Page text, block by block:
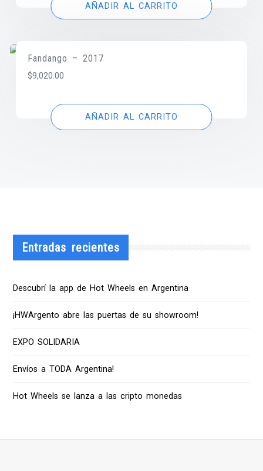
AÑADIR AL CARRITO
Fandango – 2017
$9,020.00
AÑADIR AL CARRITO
Entradas recientes
Descubrí la app de Hot Wheels en Argentina
¡HWArgento abre las puertas de su showroom!
EXPO SOLIDARIA
Envíos a TODA Argentina!
Hot Wheels se lanza a las cripto monedas